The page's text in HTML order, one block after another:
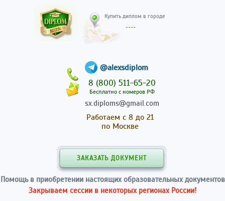
@alexsdiplom
8 (800) 511-65-20
Бесплатно с номеров РФ
sx.diploms@gmail.com
Работаем с 8 до 21
по Москве
ЗАКАЗАТЬ ДОКУМЕНТ
Помощь в приобретении настоящих образовательных документов
Закрываем сессии в некоторых регионах России!